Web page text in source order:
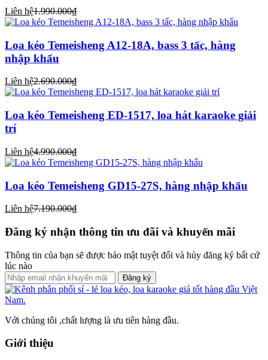
Liên hệ1.990.000₫
Loa kéo Temeisheng A12-18A, bass 3 tấc, hàng
nhập khẩu
Liên hệ2.690.000₫
Loa kéo Temeisheng ED-1517, loa hát karaoke giải
trí
Liên hệ4.990.000₫
Loa kéo Temeisheng GD15-27S, hàng nhập khẩu
Liên hệ7.190.000₫
Đăng ký nhận thông tin ưu đãi và khuyến mãi
Thông tin của bạn sẽ được bảo mật tuyệt đối và hủy đăng ký bất cứ
lúc nào
Đăng ký
Với chúng tôi ,chất lượng là ưu tiên hàng đầu.
Giới thiệu